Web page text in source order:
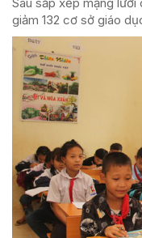
giảm 132 cơ sở giáo